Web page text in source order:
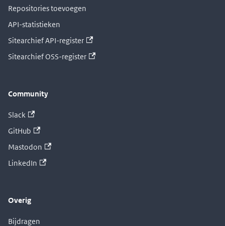
Repositories toevoegen
API-statistieken
Sitearchief API-register
Sitearchief OSS-register
Community
Slack
GitHub
Mastodon
LinkedIn
Overig
Bijdragen